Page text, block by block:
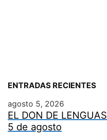
ENTRADAS RECIENTES
agosto 5, 2026
EL DON DE
5 de agosto